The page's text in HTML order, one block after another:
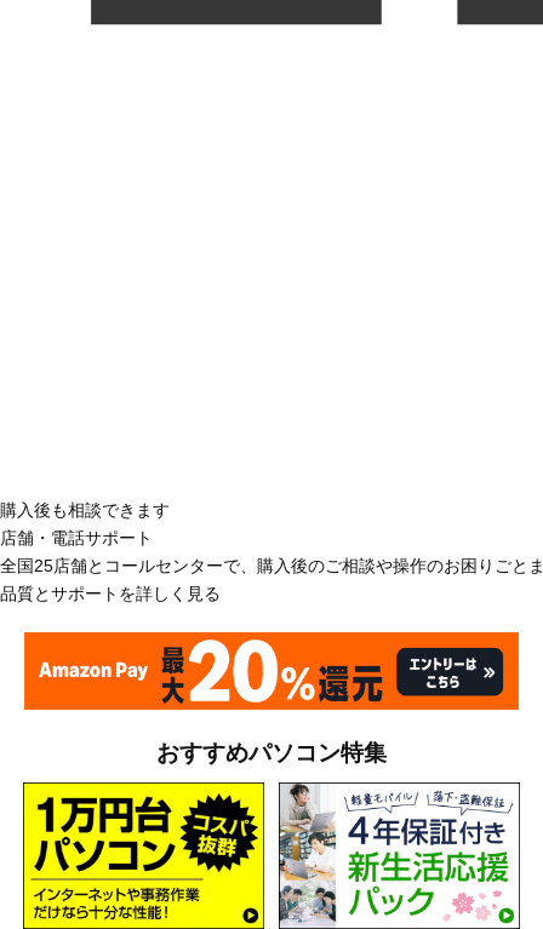
購入後も相談できます
店舗・電話サポート
全国25店舗とコールセンターで、購入後のご相談や操作のお困りごと
品質とサポートを詳しく見る
おすすめパソコン特集